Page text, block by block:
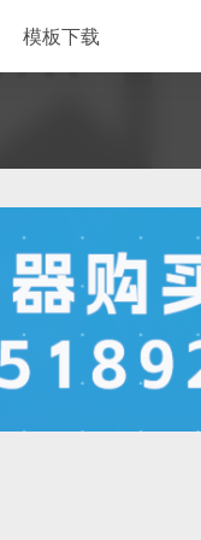
模板下载